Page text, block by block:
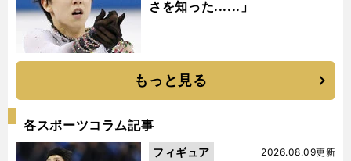
さを知った......」
もっと見る
各スポーツコラム記事
2026.08.09更新
フィギュア